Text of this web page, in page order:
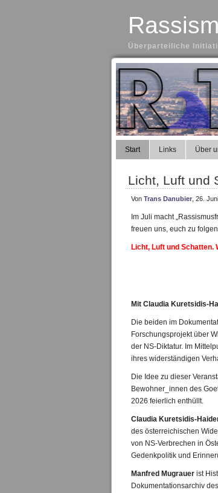
Überparteiliche
Start Links Über
Licht, Luft und
Von Trans Danubier , 26.
Im Juli macht
freuen uns, euch zu
Licht, Luft und
Mit Claudia Kuretsidis-
Die beiden im
Forschungsprojekt über
der NS-Diktatur. Im
ihres widerständigen
Die Idee zu dieser
Bewohner_innen des
2026 feierlich enthüllt.
Claudia Kuretsidis-
des österreichischen
von NS-Verbrechen in
Gedenkpolitik und
Manfred Mugrauer ist
Dokumentationsarchiv